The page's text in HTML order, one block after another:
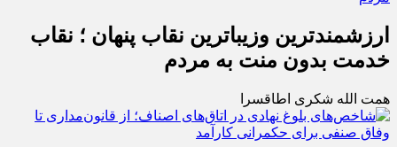
ارزشمندترین وزیباترین نقاب پنهان ؛ نقاب
خدمت بدون منت به مردم
همت الله شکری اطاقسرا